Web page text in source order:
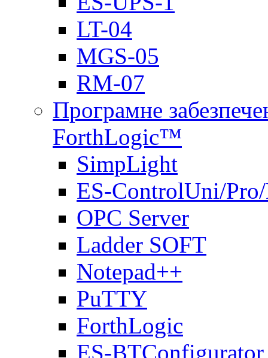
LT-04
МGS-05
RM-07
Програмне
ForthLogic™
SimpLight
ES-ControlUni/
OPC Server
Ladder SOFT
Notepad++
PuTTY
ForthLogic
ES-BTConfigurator